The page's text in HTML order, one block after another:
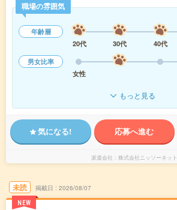
職場の雰囲気
年齢層
20代
30代 40代
男女比率
女性
もっと見る
気になる! 応募へ進む
派遣会社 株式会社ニッソーネット
未読
NEW
掲載日 2026/08/07